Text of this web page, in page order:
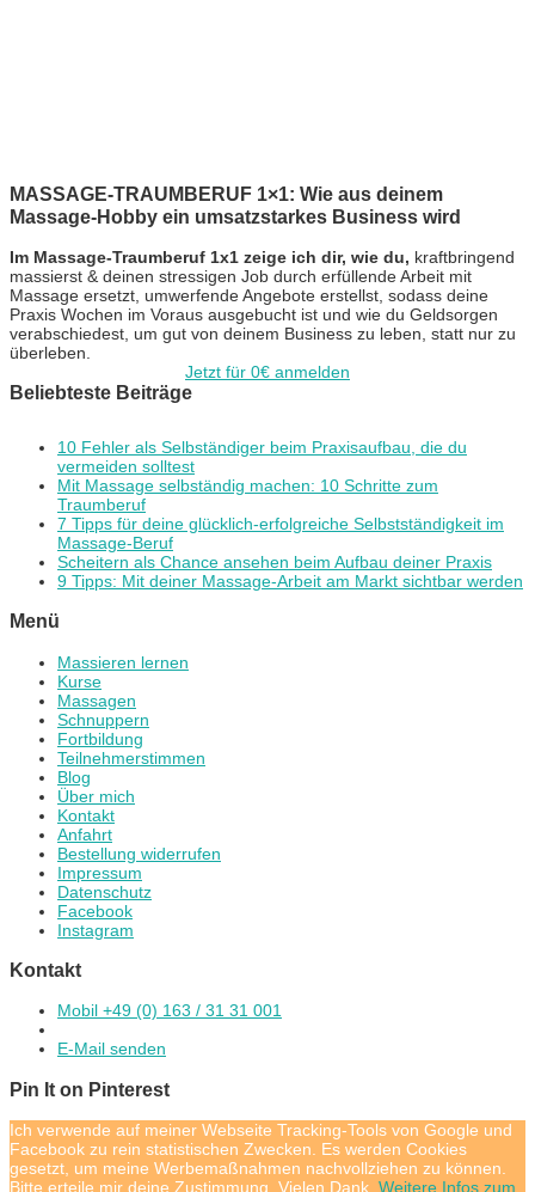
MASSAGE-TRAUMBERUF 1×1: Wie aus deinem
Massage-Hobby ein umsatzstarkes Business wird
Im Massage-Traumberuf 1x1 zeige ich dir, wie du, kraftbringend
massierst & deinen stressigen Job durch erfüllende Arbeit mit
Massage ersetzt, umwerfende Angebote erstellst, sodass deine
Praxis Wochen im Voraus ausgebucht ist und wie du Geldsorgen
verabschiedest, um gut von deinem Business zu leben, statt nur zu
überleben.
Jetzt für 0€ anmelden
Beliebteste Beiträge
10 Fehler als Selbständiger beim Praxisaufbau, die du
vermeiden solltest
Mit Massage selbständig machen: 10 Schritte zum
Traumberuf
7 Tipps für deine glücklich-erfolgreiche Selbstständigkeit im
Massage-Beruf
Scheitern als Chance ansehen beim Aufbau deiner Praxis
9 Tipps: Mit deiner Massage-Arbeit am Markt sichtbar werden
Menü
Massieren lernen
Kurse
Massagen
Schnuppern
Fortbildung
Teilnehmerstimmen
Blog
Über mich
Kontakt
Anfahrt
Bestellung widerrufen
Impressum
Datenschutz
Facebook
Instagram
Kontakt
Mobil +49 (0) 163 / 31 31 001
E-Mail senden
Pin It on Pinterest
Ich verwende auf meiner Webseite Tracking-Tools von Google und
Facebook zu rein statistischen Zwecken. Es werden Cookies
gesetzt, um meine Werbemaßnahmen nachvollziehen zu können.
Bitte erteile mir deine Zustimmung. Vielen Dank. Weitere Infos zum